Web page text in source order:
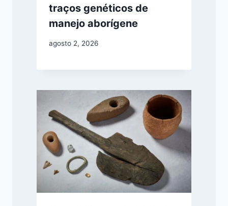
traços genéticos de
manejo aborígene
agosto 2, 2026